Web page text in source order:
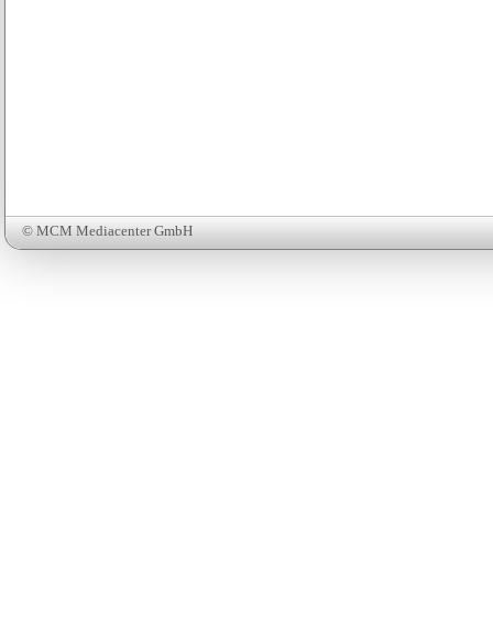
© MCM Mediacenter GmbH